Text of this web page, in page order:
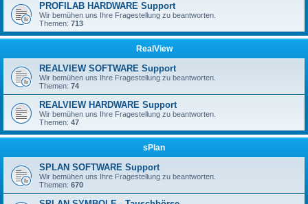
PROFILAB HARDWARE Support
Wir bemühen uns Ihre Fragestellung zu beantworten.
Themen: 713
RealView
REALVIEW SOFTWARE Support
Wir bemühen uns Ihre Fragestellung zu beantworten.
Themen: 74
REALVIEW HARDWARE Support
Wir bemühen uns Ihre Fragestellung zu beantworten.
Themen: 47
sPlan
SPLAN SOFTWARE Support
Wir bemühen uns Ihre Fragestellung zu beantworten.
Themen: 670